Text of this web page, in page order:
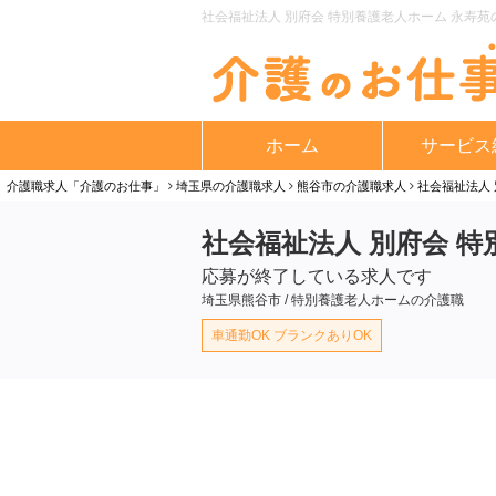
社会福祉法人 別府会 特別養護老人ホーム 永寿苑
ホーム サービス
介護職求人「介護のお仕事」 埼玉県の介護職求人 熊谷市の介護職求人 社会福祉法人
社会福祉法人 別府会 特
応募が終了している求人です
埼玉県熊谷市 / 特別養護老人ホームの介護職
車通勤OK ブランクありOK